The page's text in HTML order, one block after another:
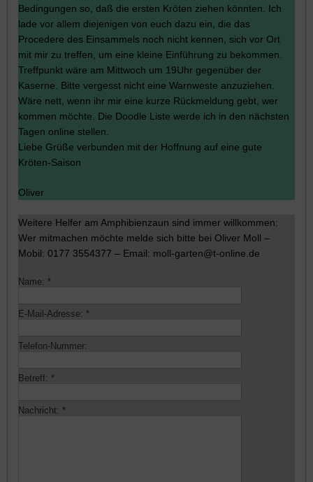
Bedingungen so, daß die ersten Kröten ziehen könnten. Ich
lade vor allem diejenigen von euch dazu ein, die das
Procedere des Einsammels noch nicht kennen, sich vor Ort
mit mir zu treffen, um eine kleine Einführung zu bekommen.
Treffpunkt wäre am Mittwoch um 19Uhr gegenüber der
Kaserne. Bitte vergesst nicht eine Warnweste anzuziehen.
Wäre nett, wenn ihr mir eine kurze Rückmeldung gebt, wer
kommen möchte. Die Doodle Liste werde ich in den nächsten
Tagen online stellen.
Liebe Grüße verbunden mit der Hoffnung auf eine gute
Kröten-Saison
Oliver
Weitere Helfer am Amphibienzaun sind immer willkommen:
Wer mitmachen möchte melde sich bitte bei Oliver Moll –
Mobil: 0177 3554377 – Email: moll-garten@t-online.de
Name: *
E-Mail-Adresse: *
Telefon-Nummer:
Betreff: *
Nachricht: *